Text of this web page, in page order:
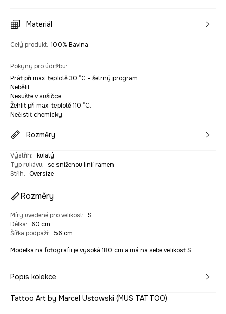
Materiál
Celý produkt: 100% Bavlna
Pokyny pro údržbu:
Prát při max. teplotě 30 °C – šetrný program.
Nebělit.
Nesušte v sušičce.
Žehlit při max. teplotě 110 °C.
Nečistit chemicky.
Rozměry
Výstřih: kulatý
Typ rukávu:
se sníženou linií ramen
Střih: Oversize
Rozměry
Míry uvedené pro velikost: S.
Délka:
60 cm
Šířka podpaží: 56 cm
Modelka na fotografii je vysoká 180 cm a má na sebe velikost S
Popis kolekce
Tattoo Art by Marcel Ustowski (MUS TATTOO)